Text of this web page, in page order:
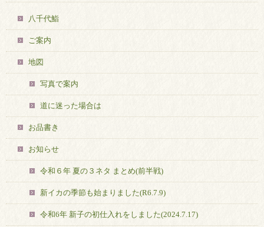
八千代鮨
ご案内
地図
写真で案内
道に迷った場合は
お品書き
お知らせ
令和６年 夏の３ネタ まとめ(前半戦)
新イカの季節も始まりました(R6.7.9)
令和6年 新子の初仕入れをしました(2024.7.17)